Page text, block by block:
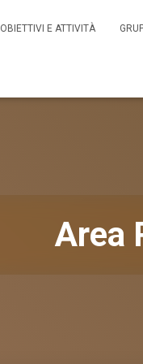
OBIETTIVI E ATTIVITÀ
Area